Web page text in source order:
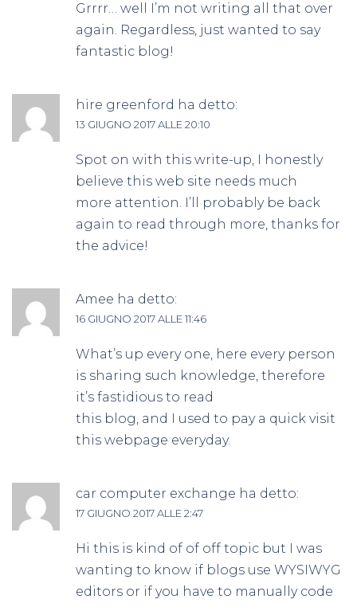
Grrrr… well I’m not writing all that over
again. Regardless, just wanted to say
fantastic blog!
hire greenford ha detto:
13 GIUGNO 2017 ALLE 20:10
Spot on with this write-up, I honestly
believe this web site needs much
more attention. I’ll probably be back
again to read through more, thanks for
the advice!
Amee ha detto:
16 GIUGNO 2017 ALLE 11:46
What’s up every one, here every person
is sharing such knowledge, therefore
it’s fastidious to read
this blog, and I used to pay a quick visit
this webpage everyday.
car computer exchange ha detto:
17 GIUGNO 2017 ALLE 2:47
Hi this is kind of of off topic but I was
wanting to know if blogs use WYSIWYG
editors or if you have to manually code